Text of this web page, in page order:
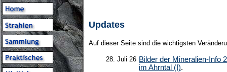
Updates
Auf dieser Seite sind die wichtigsten
28. Juli 26 Bilder der Mineralien-Info
im Ahrntal (I).